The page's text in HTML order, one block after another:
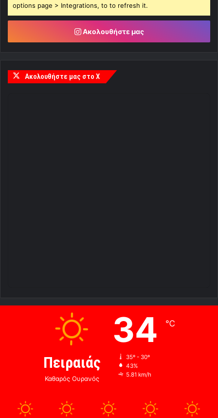
options page > Integrations, to to refresh it.
Ακολουθήστε μας
Ακολουθήστε μας στο X
Πειραιάς
Καθαρός Ουρανός
34 ℃
35º - 30º
43%
5.81 km/h